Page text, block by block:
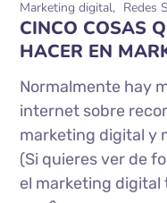
Marketing digital
Redes
CINCO COSAS
HACER EN
Normalmente hay
internet sobre
marketing digital y
(Si quieres ver de
el marketing digital